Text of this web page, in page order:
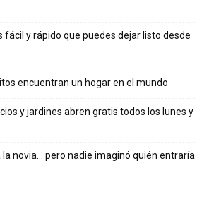
fácil y rápido que puedes dejar listo desde
encuentran un hogar en el mundo
y jardines abren gratis todos los lunes y
la novia… pero nadie imaginó quién entraría